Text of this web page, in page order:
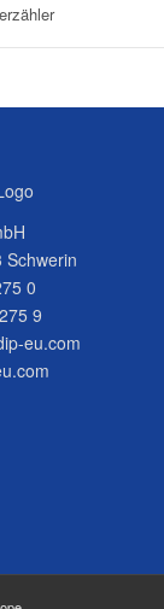
Schwerin
0
9
eu.com